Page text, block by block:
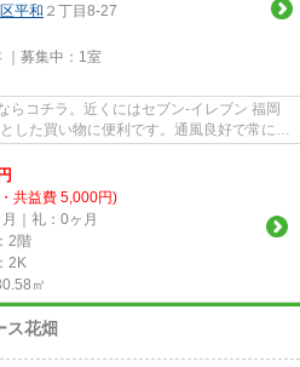
平和 ２丁目8-27
募集中： 1室
らコチラ。近くにはセブン‐イレブン 福岡
した買い物に便利です。通風良好で常に新
共益費 5,000円)
｜礼：0ヶ月
2階
2K
㎡
ス花畑